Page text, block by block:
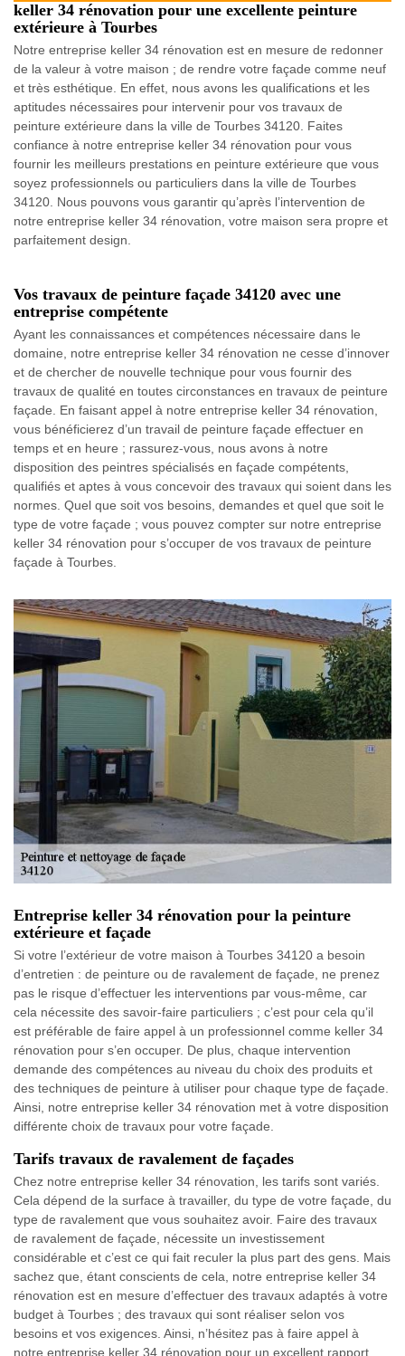
keller 34 rénovation pour une excellente peinture
extérieure à Tourbes
Notre entreprise keller 34 rénovation est en mesure de redonner
de la valeur à votre maison ; de rendre votre façade comme neuf
et très esthétique. En effet, nous avons les qualifications et les
aptitudes nécessaires pour intervenir pour vos travaux de
peinture extérieure dans la ville de Tourbes 34120. Faites
confiance à notre entreprise keller 34 rénovation pour vous
fournir les meilleurs prestations en peinture extérieure que vous
soyez professionnels ou particuliers dans la ville de Tourbes
34120. Nous pouvons vous garantir qu’après l’intervention de
notre entreprise keller 34 rénovation, votre maison sera propre et
parfaitement design.
Vos travaux de peinture façade 34120 avec une
entreprise compétente
Ayant les connaissances et compétences nécessaire dans le
domaine, notre entreprise keller 34 rénovation ne cesse d’innover
et de chercher de nouvelle technique pour vous fournir des
travaux de qualité en toutes circonstances en travaux de peinture
façade. En faisant appel à notre entreprise keller 34 rénovation,
vous bénéficierez d’un travail de peinture façade effectuer en
temps et en heure ; rassurez-vous, nous avons à notre
disposition des peintres spécialisés en façade compétents,
qualifiés et aptes à vous concevoir des travaux qui soient dans les
normes. Quel que soit vos besoins, demandes et quel que soit le
type de votre façade ; vous pouvez compter sur notre entreprise
keller 34 rénovation pour s’occuper de vos travaux de peinture
façade à Tourbes.
Entreprise keller 34 rénovation pour la peinture
extérieure et façade
Si votre l’extérieur de votre maison à Tourbes 34120 a besoin
d’entretien : de peinture ou de ravalement de façade, ne prenez
pas le risque d’effectuer les interventions par vous-même, car
cela nécessite des savoir-faire particuliers ; c’est pour cela qu’il
est préférable de faire appel à un professionnel comme keller 34
rénovation pour s’en occuper. De plus, chaque intervention
demande des compétences au niveau du choix des produits et
des techniques de peinture à utiliser pour chaque type de façade.
Ainsi, notre entreprise keller 34 rénovation met à votre disposition
différente choix de travaux pour votre façade.
Tarifs travaux de ravalement de façades
Chez notre entreprise keller 34 rénovation, les tarifs sont variés.
Cela dépend de la surface à travailler, du type de votre façade, du
type de ravalement que vous souhaitez avoir. Faire des travaux
de ravalement de façade, nécessite un investissement
considérable et c’est ce qui fait reculer la plus part des gens. Mais
sachez que, étant conscients de cela, notre entreprise keller 34
rénovation est en mesure d’effectuer des travaux adaptés à votre
budget à Tourbes ; des travaux qui sont réaliser selon vos
besoins et vos exigences. Ainsi, n’hésitez pas à faire appel à
notre entreprise keller 34 rénovation pour un excellent rapport